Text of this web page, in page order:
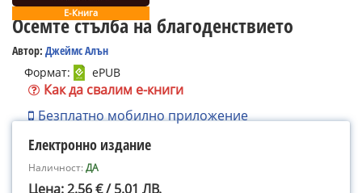
Е-Книга
Осемте стълба на благоденствието
Автор: Джеймс Алън
Формат:
ePUB
Как да свалим е-книги
Безплатно мобилно приложение
Електронно издание
Наличност:ДА
Цена: 2.56 € / 5.01 ЛВ.